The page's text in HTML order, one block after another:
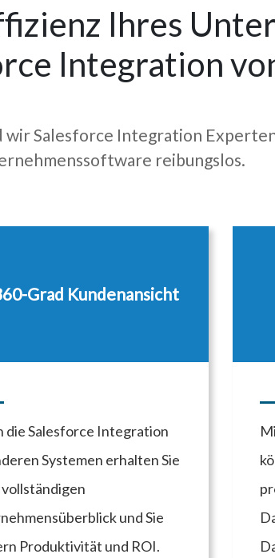
Ihres
Integration
wir Salesforce Integration
reibungslos.
Grad Kundenansicht
die Salesforce Integration
Systemen erhalten Sie
und Sie
Produktivität und ROI.